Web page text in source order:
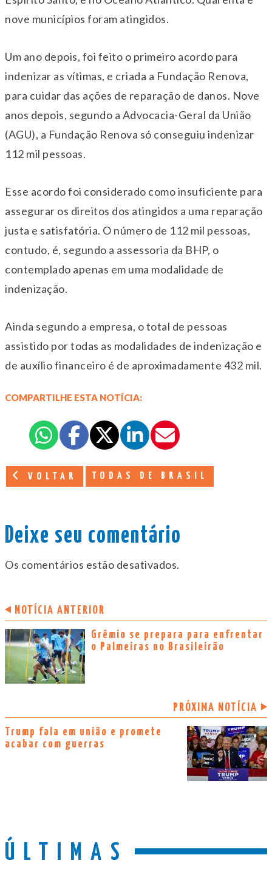
nove municípios foram atingidos.
Um ano depois, foi feito o primeiro acordo para
indenizar as vítimas, e criada a Fundação Renova,
para cuidar das ações de reparação de danos. Nove
anos depois, segundo a Advocacia-Geral da União
(AGU), a Fundação Renova só conseguiu indenizar
112 mil pessoas.
Esse acordo foi considerado como insuficiente para
assegurar os direitos dos atingidos a uma reparação
justa e satisfatória. O número de 112 mil pessoas,
contudo, é, segundo a assessoria da BHP, o
contemplado apenas em uma modalidade de
indenização.
Ainda segundo a empresa, o total de pessoas
assistido por todas as modalidades de indenização e
de auxílio financeiro é de aproximadamente 432 mil.
COMPARTILHE ESTA NOTÍCIA:
VOLTAR TODAS DE BRASIL
Deixe seu comentário
Os comentários estão desativados.
NOTÍCIA ANTERIOR
Grêmio se prepara para enfrentar
o Palmeiras no Brasileirão
PRÓXIMA NOTÍCIA
Trump fala em união e promete
acabar com guerras
ÚLTIMAS